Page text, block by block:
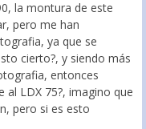
la montura de este
pero me han
ya que se
cierto?, y siendo más
entonces
al LDX 75?, imagino que
pero si es esto